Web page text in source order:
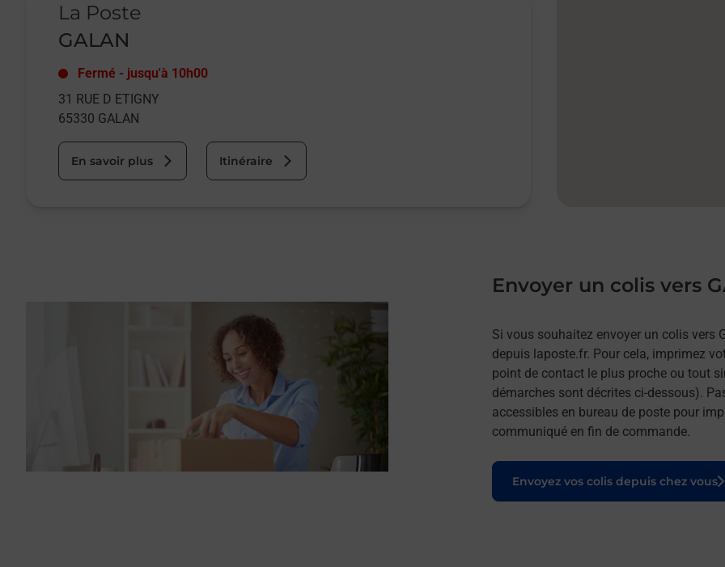
La Poste
GALAN
Fermé - jusqu'à 10h00
31 RUE D ETIGNY
65330 GALAN
En savoir plus Itinéraire
Envoyer un colis vers
Si vous souhaitez envoyer un colis vers
depuis laposte.fr. Pour cela, imprimez
point de contact le plus proche ou tout
démarches sont décrites ci-dessous).
accessibles en bureau de poste pour
communiqué en fin de commande.
Envoyez vos colis depuis chez vous
Le lien s'ouvre dans un nouvel onglet